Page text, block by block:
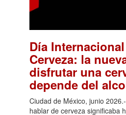
Día
Cerveza: la
disfrutar una
depende del
Ciudad de México, junio
hablar de cerveza significaba